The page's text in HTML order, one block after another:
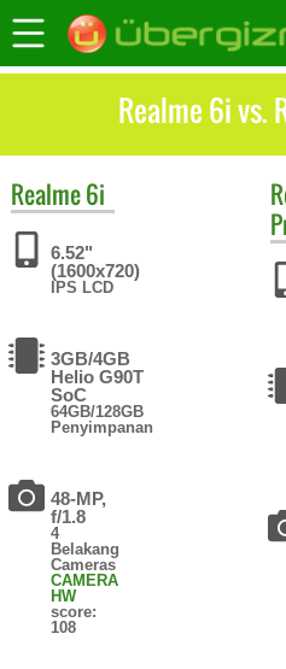
Realme 6i vs.
Realme6i
6.52"
(1600x720)
IPS LCD
3GB/4GB
Helio G90T
SoC
64GB/128GB
Penyimpanan
48-MP,
f/1.8
4
Belakang
Cameras
CAMERA
HW
score:
108